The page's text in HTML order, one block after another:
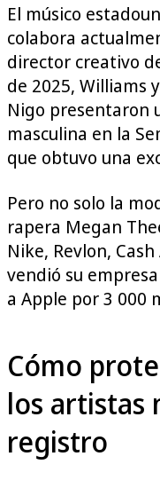
El músico
colabora
director creativo
de 2025, Williams
Nigo presentaron
masculina en la
que obtuvo una
Pero no solo la
rapera Megan
Nike, Revlon,
vendió su
a Apple por 3 000
Cómo
los artistas
registro